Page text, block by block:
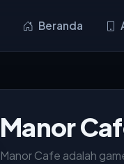
Beranda
Manor
Manor Cafe adalah